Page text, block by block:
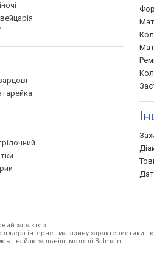
характер.
інтернет-магазину характеристики і
і найактуальніші моделі Balmain.